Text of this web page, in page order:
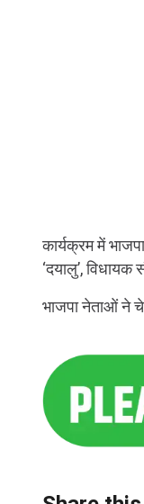
कार्यक्रम में
‘दयालु’,
भाजपा नेताओं ने